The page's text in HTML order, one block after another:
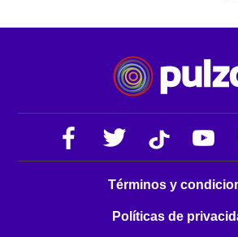
Términos y
Políticas de